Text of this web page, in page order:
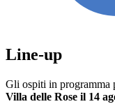
Line-up
Gli ospiti in programma
Villa delle Rose il 14